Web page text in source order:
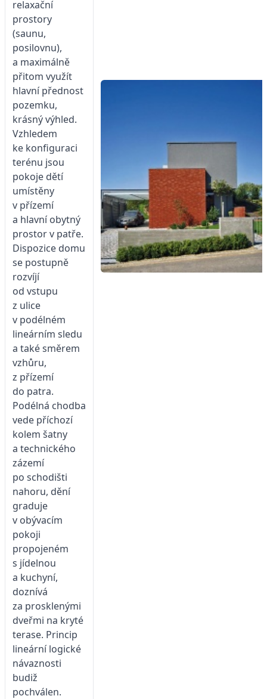
relaxační
prostory
(saunu,
posilovnu),
a maximálně
přitom využít
hlavní přednost
pozemku,
krásný výhled.
Vzhledem
ke konfiguraci
terénu jsou
pokoje dětí
umístěny
v přízemí
a hlavní obytný
prostor v patře.
Dispozice domu
se postupně
rozvíjí
od vstupu
z ulice
v podélném
lineárním sledu
a také směrem
vzhůru,
z přízemí
do patra.
Podélná chodba
vede příchozí
kolem šatny
a technického
zázemí
po schodišti
nahoru, dění
graduje
v obývacím
pokoji
propojeném
s jídelnou
a kuchyní,
doznívá
za prosklenými
dveřmi na kryté
terase. Princip
lineární logické
návaznosti
budiž
pochválen.